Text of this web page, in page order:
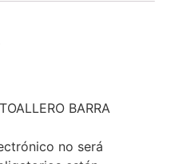
BARRA
no será